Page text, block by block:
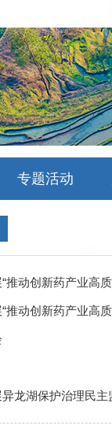
专题活动
推动创新药产业高
推动创新药产业高
龙湖保护治理民主